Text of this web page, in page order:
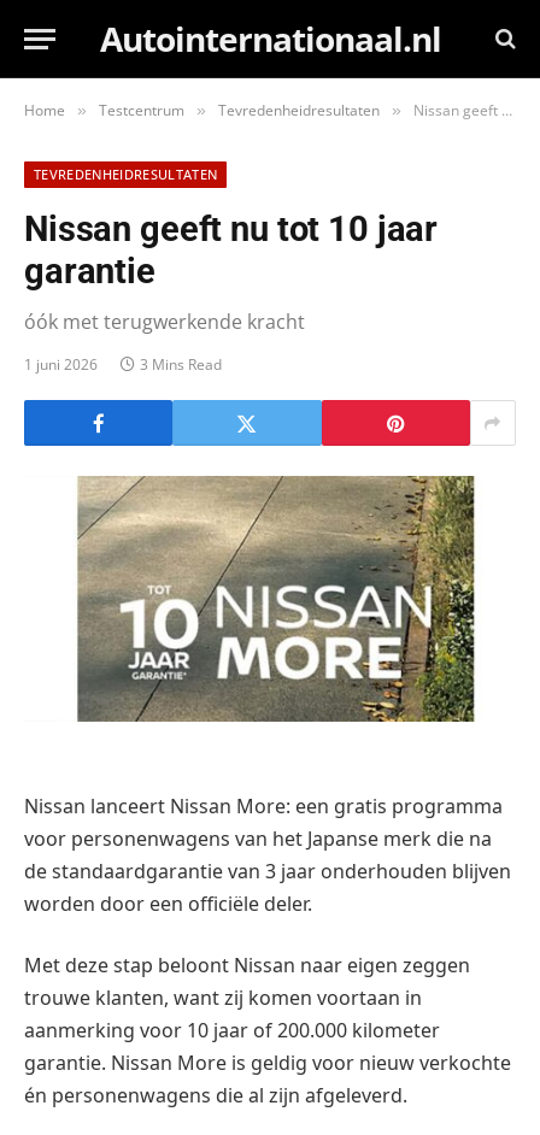
Autointernationaal.nl
Home » Testcentrum » Tevredenheidresultaten » Nissan geeft nu tot 10 jaar garantie
TEVREDENHEIDRESULTATEN
Nissan geeft nu tot 10 jaar
garantie
óók met terugwerkende kracht
1 juni 2026 3 Mins Read
Nissan lanceert Nissan More: een gratis programma
voor personenwagens van het Japanse merk die na
de standaardgarantie van 3 jaar onderhouden blijven
worden door een officiële deler.
Met deze stap beloont Nissan naar eigen zeggen
trouwe klanten, want zij komen voortaan in
aanmerking voor 10 jaar of 200.000 kilometer
garantie. Nissan More is geldig voor nieuw verkochte
én personenwagens die al zijn afgeleverd.